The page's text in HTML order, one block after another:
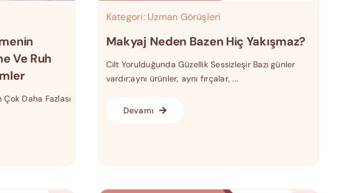
Ve Ruh
Daha Fazlası
Kategori: Uzman Görüşleri
Makyaj Neden Bazen Hiç Yakışmaz?
Cilt Yorulduğunda Güzellik Sessizleşir Bazı günler
vardır;aynı ürünler, aynı fırçalar, ...
Devamı